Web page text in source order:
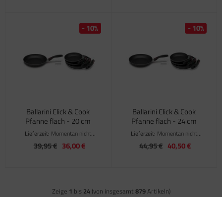
Ballarini Click & Cook
Pfanne flach - 20 cm
Lieferzeit: Momentan nicht
verfügbar
39,95 € 36,00 €
- 10%
Ballarini Click & Cook
Pfanne flach - 24 cm
Lieferzeit: Momentan nicht
verfügbar
44,95 € 40,50 €
- 10%
Zeige 1 bis 24(von insgesamt 879Artikeln)